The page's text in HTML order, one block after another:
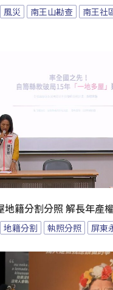
風災 南王山勘查
南王社
地籍分割分照 解長年產
地籍分割 執照分照 屏東